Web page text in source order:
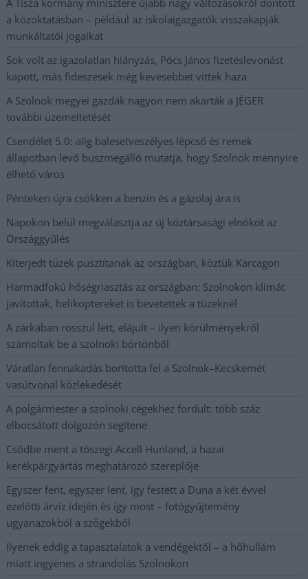
a közoktatásban – például az iskolaigazgatók visszakapják
munkáltatói jogaikat
Sok volt az igazolatlan hiányzás, Pócs János fizetéslevonást
kapott, más fideszesek még kevesebbet vittek haza
A Szolnok megyei gazdák nagyon nem akarták a JÉGER
további üzemeltetését
Csendélet 5.0: alig balesetveszélyes lépcső és remek
állapotban levő buszmegálló mutatja, hogy Szolnok mennyire
élhető város
Pénteken újra csökken a benzin és a gázolaj ára is
Napokon belül megválasztja az új köztársasági elnököt az
Országgyűlés
Kiterjedt tüzek pusztítanak az országban, köztük Karcagon
Harmadfokú hőségriasztás az országban: Szolnokon klímát
javítottak, helikoptereket is bevetettek a tüzeknél
A zárkában rosszul lett, elájult – ilyen körülményekről
számoltak be a szolnoki börtönből
Váratlan fennakadás borította fel a Szolnok–Kecskemét
vasútvonal közlekedését
A polgármester a szolnoki cégekhez fordult: több száz
elbocsátott dolgozón segítene
Csődbe ment a tószegi Accell Hunland, a hazai
kerékpárgyártás meghatározó szereplője
Egyszer fent, egyszer lent, így festett a Duna a két évvel
ezelőtti árvíz idején és így most – fotógyűjtemény
ugyanazokból a szögekből
Ilyenek eddig a tapasztalatok a vendégektől – a hőhullám
miatt ingyenes a strandolás Szolnokon